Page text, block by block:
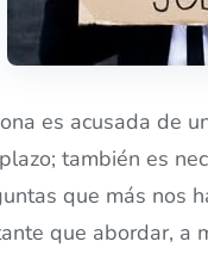
es acusada de
también es
que más nos
que abordar, a